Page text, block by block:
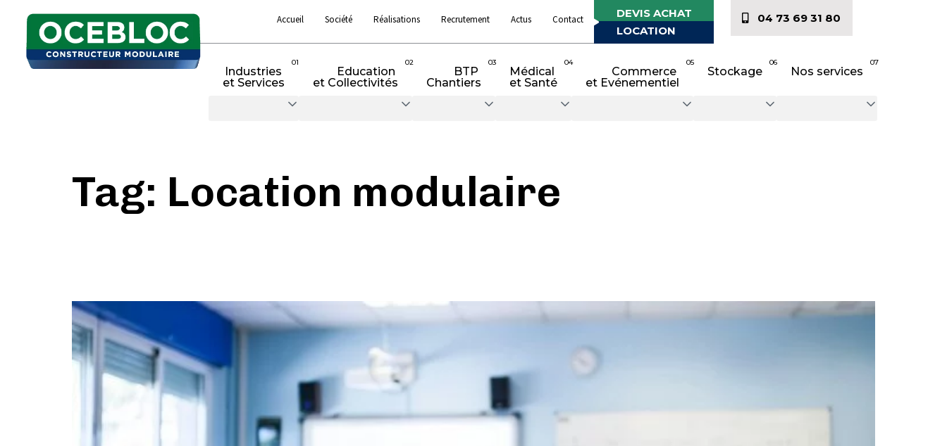
Accueil Société Réalisations Recrutement Actus Contact
DEVIS ACHAT
LOCATION
04 73 69 31 80
Industries
et Services
01
Education
et Collectivités
02
BTP
Chantiers
03
Médical
et Santé
04
Commerce
et Evénementiel
05
Stockage
06
Nos services
07
Tag: Location modulaire